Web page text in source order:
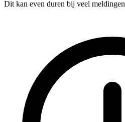
Dit kan even duren bij veel meldingen